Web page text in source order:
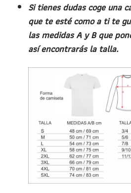
Si tienes dudas coge una
que te esté como a ti te
las medidas A y B que
así encontrarás la talla.